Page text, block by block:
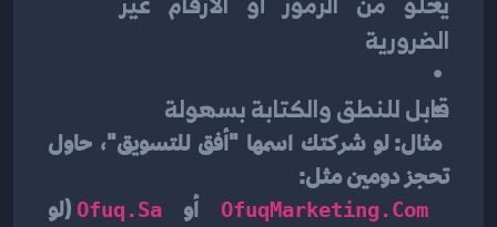
الضرورية
قابل للنطق والكتابة بسهولة
تحجز دومين مثل:
OfuqMarketing.com أو Ofuq.sa